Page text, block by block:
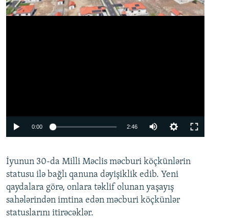
0:00 2:46
360p
480p
720p
İyunun 30-da Milli Məclis məcburi köçkünlərin
statusu ilə bağlı qanuna dəyişiklik edib. Yeni
qaydalara görə, onlara təklif olunan yaşayış
sahələrindən imtina edən məcburi köçkünlər
statuslarını itirəcəklər.